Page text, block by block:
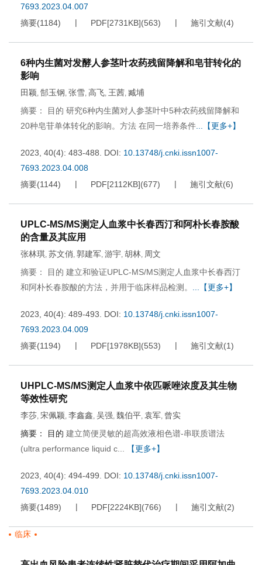
7693.2023.04.007
摘要(1184) PDF[2731KB](563) 施引文献(4)
6种内生菌对发酵人参茎叶农药残留降解和皂苷转化的
影响
田颖, 郜玉钢, 张雪, 高飞, 王茜, 臧埔
摘要： 目的 研究6种内生菌对人参茎叶中5种农药残留降解和
20种皂苷单体转化的影响。方法 在同一培养条件 ...【更多+】
2023, 40(4): 483-488. DOI: 10.13748/j.cnki.issn1007-
7693.2023.04.008
摘要(1144) PDF[2112KB](677) 施引文献(6)
UPLC-MS/MS测定人血浆中长春西汀和阿朴长春胺酸
的含量及其应用
张林琪, 苏文俏, 郭建军, 游宇, 胡林, 周文
摘要： 目的 建立和验证UPLC-MS/MS测定人血浆中长春西汀
和阿朴长春胺酸的方法，并用于临床样品检测。
...【更多+】
2023, 40(4): 489-493. DOI: 10.13748/j.cnki.issn1007-
7693.2023.04.009
摘要(1194) PDF[1978KB](553) 施引文献(1)
UHPLC-MS/MS测定人血浆中依匹哌唑浓度及其生物
等效性研究
李莎, 宋佩颖, 李鑫鑫, 吴强, 魏伯平, 袁军, 曾实
摘要：
目的 建立简便灵敏的超高效液相色谱-串联质谱法
(ultra performance liquid c...
【更多+】
2023, 40(4): 494-499. DOI: 10.13748/j.cnki.issn1007-
7693.2023.04.010
摘要(1489) PDF[2224KB](766) 施引文献(2)
临床